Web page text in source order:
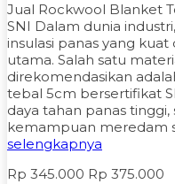
Jual Rockwool Blanket
SNI Dalam dunia
insulasi panas yang
utama. Salah satu
direkomendasikan
tebal 5cm bersertifikat
daya tahan panas
kemampuan meredam
selengkapnya
Rp 345.000 Rp 375.000